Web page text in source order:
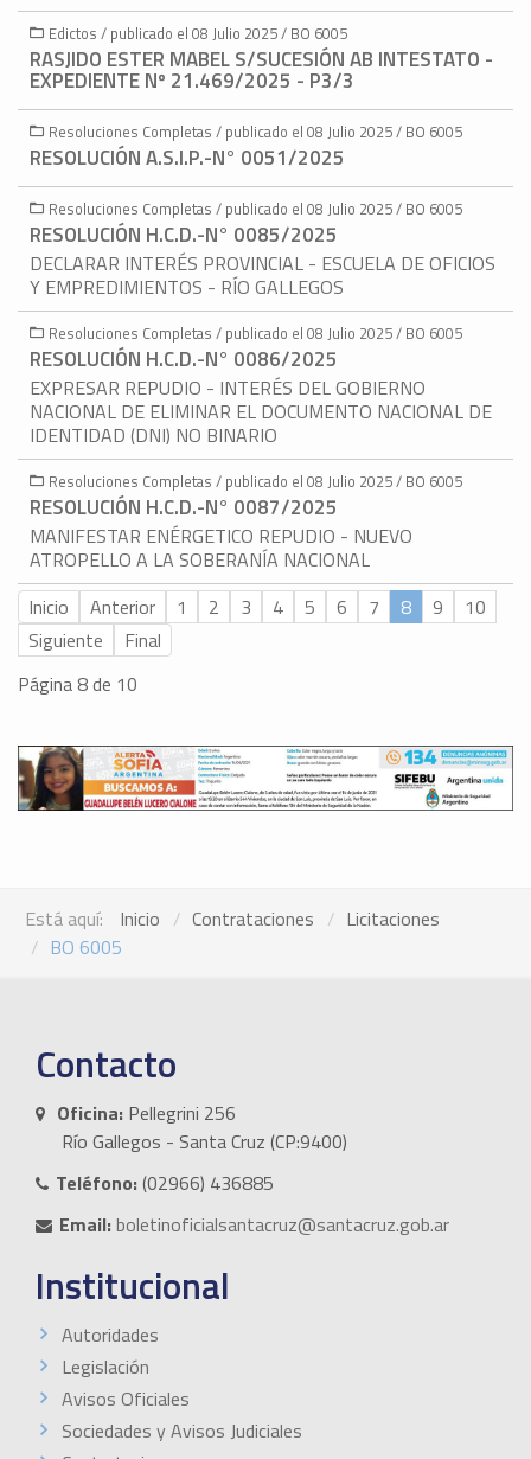
Edictos / publicado el 08 Julio 2025 / BO 6005
RASJIDO ESTER MABEL S/SUCESIÓN AB INTESTATO -
EXPEDIENTE Nº 21.469/2025 - P3/3
Resoluciones Completas / publicado el 08 Julio 2025 / BO 6005
RESOLUCIÓN A.S.I.P.-N° 0051/2025
Resoluciones Completas / publicado el 08 Julio 2025 / BO 6005
RESOLUCIÓN H.C.D.-N° 0085/2025
DECLARAR INTERÉS PROVINCIAL - ESCUELA DE OFICIOS
Y EMPREDIMIENTOS - RÍO GALLEGOS
Resoluciones Completas / publicado el 08 Julio 2025 / BO 6005
RESOLUCIÓN H.C.D.-N° 0086/2025
EXPRESAR REPUDIO - INTERÉS DEL GOBIERNO
NACIONAL DE ELIMINAR EL DOCUMENTO NACIONAL DE
IDENTIDAD (DNI) NO BINARIO
Resoluciones Completas / publicado el 08 Julio 2025 / BO 6005
RESOLUCIÓN H.C.D.-N° 0087/2025
MANIFESTAR ENÉRGETICO REPUDIO - NUEVO
ATROPELLO A LA SOBERANÍA NACIONAL
Inicio
Anterior 1 2 3 4 5 6 7 8 9
10
Siguiente
Final
Página 8 de 10
Está aquí: Inicio Contrataciones
Licitaciones
BO 6005
Contacto
Oficina: Pellegrini 256
Río Gallegos - Santa Cruz (CP:9400)
Teléfono:(02966) 436885
Email:boletinoficialsantacruz@santacruz.gob.ar
Institucional
Autoridades
Legislación
Avisos Oficiales
Sociedades y Avisos Judiciales